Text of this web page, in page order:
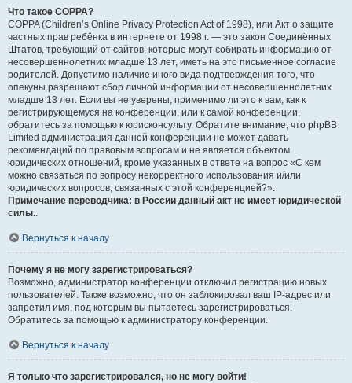
Что такое COPPA?
COPPA (Children’s Online Privacy Protection Act of 1998), или Акт о защите
частных прав ребёнка в интернете от 1998 г. — это закон Соединённых
Штатов, требующий от сайтов, которые могут собирать информацию от
несовершеннолетних младше 13 лет, иметь на это письменное согласие
родителей. Допустимо наличие иного вида подтверждения того, что
опекуны разрешают сбор личной информации от несовершеннолетних
младше 13 лет. Если вы не уверены, применимо ли это к вам, как к
регистрирующемуся на конференции, или к самой конференции,
обратитесь за помощью к юрисконсульту. Обратите внимание, что phpBB
Limited администрация данной конференции не может давать
рекомендаций по правовым вопросам и не является объектом
юридических отношений, кроме указанных в ответе на вопрос «С кем
можно связаться по вопросу некорректного использования и/или
юридических вопросов, связанных с этой конференцией?».
Примечание переводчика: в России данный акт не имеет юридической
силы..
Вернуться к началу
Почему я не могу зарегистрироваться?
Возможно, администратор конференции отключил регистрацию новых
пользователей. Также возможно, что он заблокировал ваш IP-адрес или
запретил имя, под которым вы пытаетесь зарегистрироваться.
Обратитесь за помощью к администратору конференции.
Вернуться к началу
Я только что зарегистрировался, но не могу войти!